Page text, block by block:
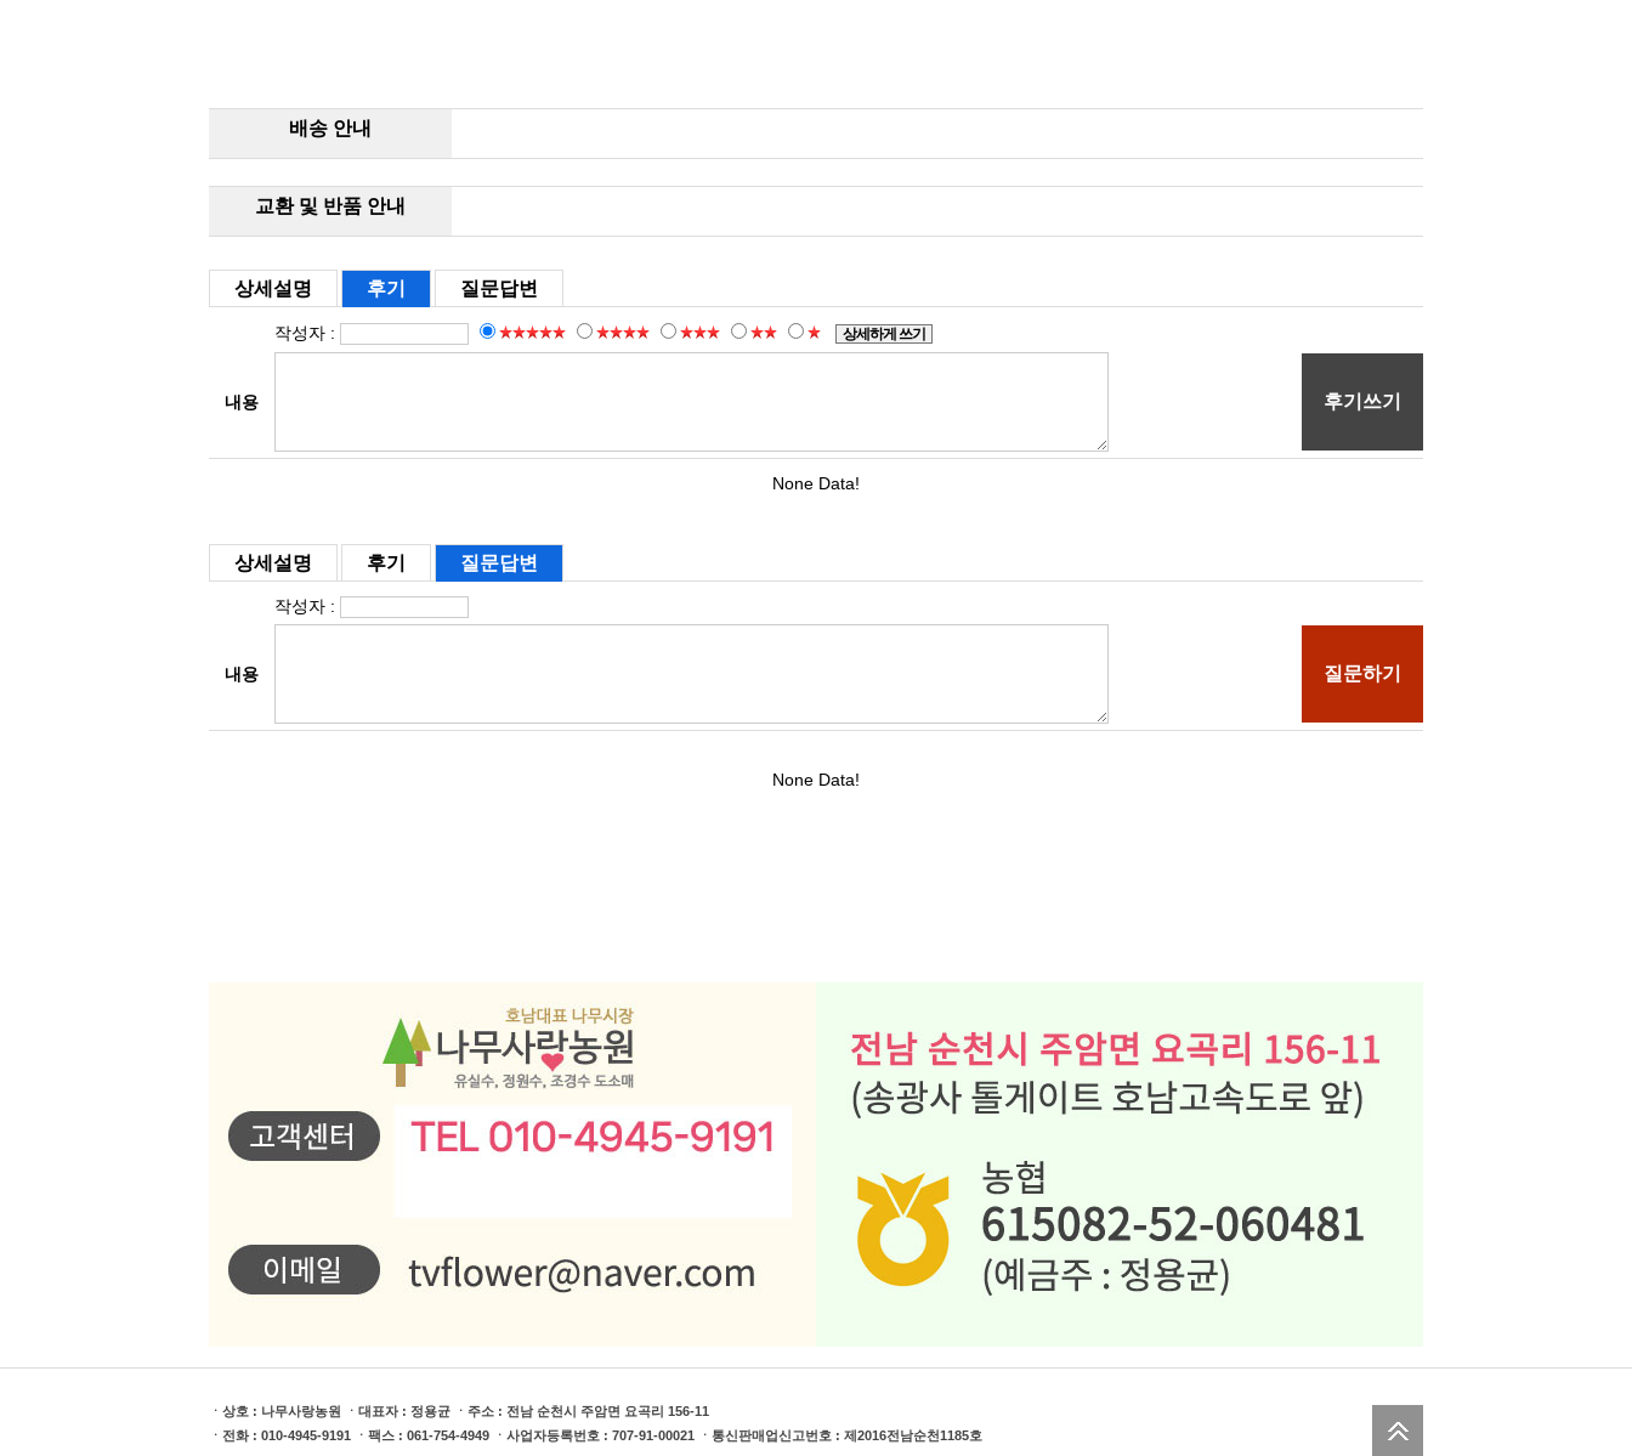
배송 안내
교환 및 반품 안내
상세설명 후기 질문답변
상세설명 후기 질문답변
ㆍ상호 : 나무사랑농원 ㆍ대표자 : 정용균 ㆍ주소 : 전남 순천시 주암면 요곡리 156-11
ㆍ전화 : 010-4945-9191 ㆍ팩스 : 061-754-4949 ㆍ사업자등록번호 : 707-91-00021 ㆍ통신판매업신고번호 : 제2016전남순천1185호